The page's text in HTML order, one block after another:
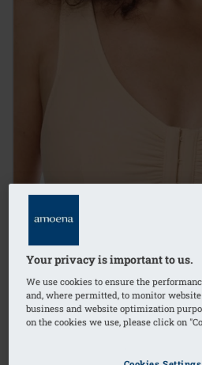
Your privacy is important to us.
We use cookies to ensure the
and, where permitted, to monitor
business and website optimization
on the cookies we use, please click on